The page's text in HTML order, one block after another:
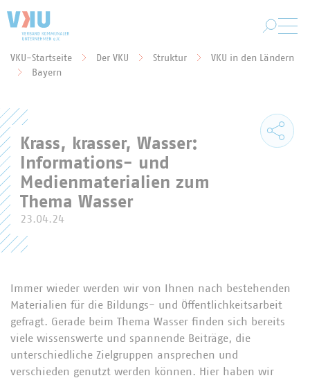
Sie befinden sich hier:
VKU-Startseite Der VKU Struktur
VKU in den Ländern
Bayern
Krass, krasser, Wasser:
Informations- und
Medienmaterialien zum
Thema Wasser
23.04.24
Immer wieder werden wir von Ihnen nach bestehenden
Materialien für die Bildungs- und Öffentlichkeitsarbeit
gefragt. Gerade beim Thema Wasser finden sich bereits
viele wissenswerte und spannende Beiträge, die
unterschiedliche Zielgruppen ansprechen und
verschieden genutzt werden können. Hier haben wir